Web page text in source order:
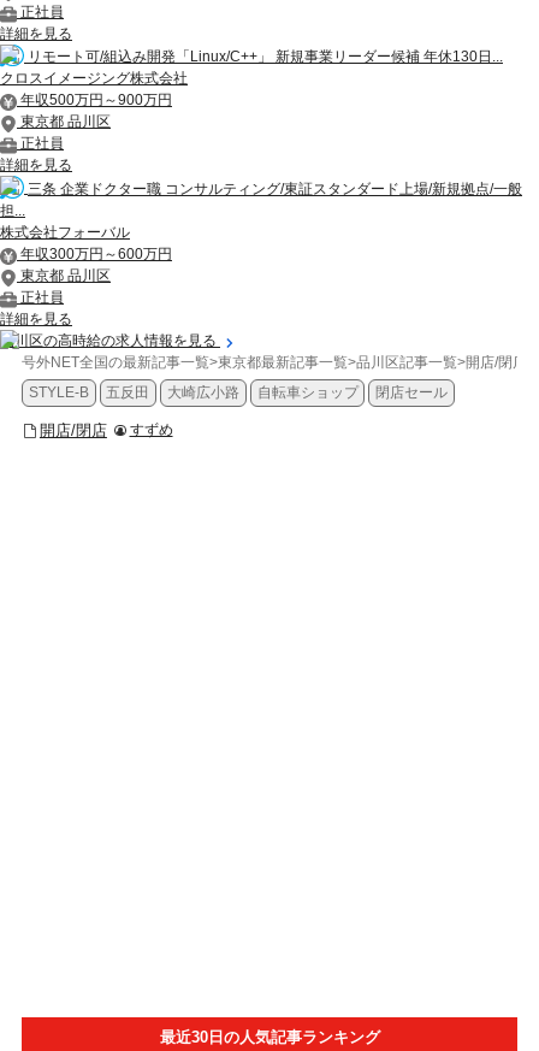
正社員
詳細を見る
リモート可/組込み開発「Linux/C++」 新規事業リーダー候補 年休130日...
クロスイメージング株式会社
年収500万円～900万円
東京都 品川区
正社員
詳細を見る
三条 企業ドクター職 コンサルティング/東証スタンダード上場/新規拠点/一般
担...
株式会社フォーバル
年収300万円～600万円
東京都 品川区
正社員
詳細を見る
品川区の高時給の求人情報を見る
号外NET全国の最新記事一覧>東京都最新記事一覧>品川区記事一覧>開店/閉店
STYLE-B
五反田 大崎広小路 自転車ショップ 閉店セール
開店/閉店 すずめ
最近30日の人気記事ランキング